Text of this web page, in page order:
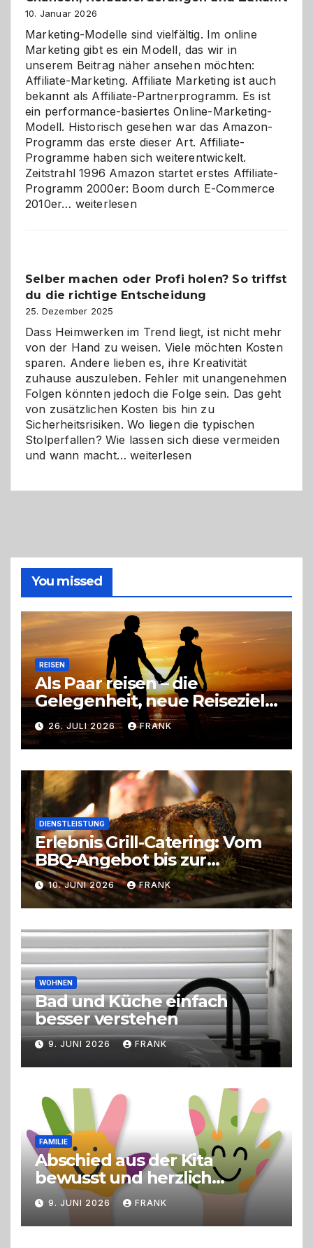
10. Januar 2026
Marketing-Modelle sind vielfältig. Im online
Marketing gibt es ein Modell, das wir in
unserem Beitrag näher ansehen möchten:
Affiliate-Marketing. Affiliate Marketing ist auch
bekannt als Affiliate-Partnerprogramm. Es ist
ein performance-basiertes Online-Marketing-
Modell. Historisch gesehen war das Amazon-
Programm das erste dieser Art. Affiliate-
Programme haben sich weiterentwickelt.
Zeitstrahl 1996 Amazon startet erstes Affiliate-
Programm 2000er: Boom durch E-Commerce
2010er… Affiliate-
Herausforderungen
und
Zukunft
weiterlesen
Selber machen oder Profi holen? So triffst
du die richtige Entscheidung
25. Dezember 2025
Dass Heimwerken im Trend liegt, ist nicht mehr
von der Hand zu weisen. Viele möchten Kosten
sparen. Andere lieben es, ihre Kreativität
zuhause auszuleben. Fehler mit unangenehmen
Folgen könnten jedoch die Folge sein. Das geht
von zusätzlichen Kosten bis hin zu
Sicherheitsrisiken. Wo liegen die typischen
Stolperfallen? Wie lassen sich diese vermeiden
und wann macht…Selber
richtige
Entscheidung
weiterlesen
You missed
REISEN
Als Paar reisen – die
Gelegenheit, neue Reiseziele
zu entdecken
26. JULI 2026 FRANK
DIENSTLEISTUNG
Erlebnis Grill-Catering: Vom
BBQ-Angebot bis zur
perfekten Eventorganisation
Trend zu Outdoor-Events,
Erlebnisgastronomie und
Live-Cooking
10. JUNI 2026 FRANK
WOHNEN
Bad und Küche einfach
besser verstehen
9. JUNI 2026 FRANK
FAMILIE
Abschied aus der Kita
bewusst und herzlich
gestalten
9. JUNI 2026 FRANK